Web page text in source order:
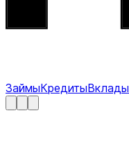
ЗаймыКредитыВклады